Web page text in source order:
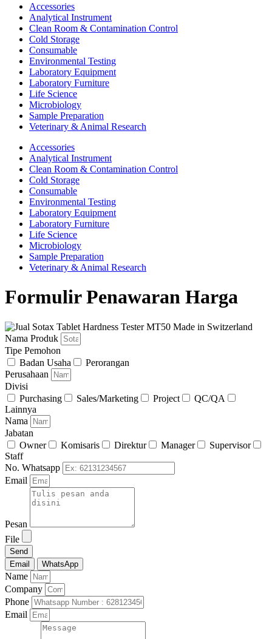
Accessories
Analytical Instrument
Clean Room & Contamination Control
Cold Storage
Consumable
Environmental Testing
Laboratory Equipment
Laboratory Furniture
Life Science
Microbiology
Sample Preparation
Veterinary & Animal Research
Accessories
Analytical Instrument
Clean Room & Contamination Control
Cold Storage
Consumable
Environmental Testing
Laboratory Equipment
Laboratory Furniture
Life Science
Microbiology
Sample Preparation
Veterinary & Animal Research
Formulir Penawaran Harga
Nama Produk
Tipe Pemohon
Badan Usaha
Perorangan
Perusahaan
Divisi
Purchasing
Sales/Marketing Project
QC/QA
Lainnya
Nama
Jabatan
Owner
Komisaris Direktur Manager
Supervisor
Staff
No. Whatsapp
Email
Pesan
File
Send
Email
WhatsApp
Name
Company
Phone
Email